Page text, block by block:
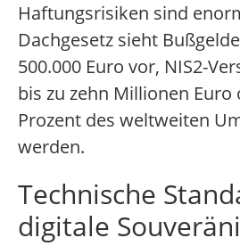
Haftungsrisiken sind
Dachgesetz sieht
500.000 Euro vor, NIS2-
bis zu zehn Millionen Euro
Prozent des weltweiten
werden.
Technische
digitale